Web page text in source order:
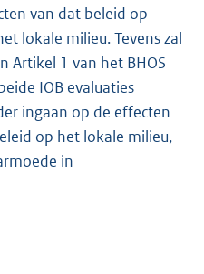
van dat beleid op
lokale milieu. Tevens zal
Artikel 1 van het BHOS
IOB evaluaties
ingaan op de effecten
op het lokale milieu,
in